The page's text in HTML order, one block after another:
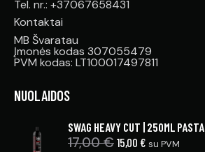
Tel. nr.: +37067658431
Kontaktai
MB Švaratau
Įmonės kodas 307055479
PVM kodas: LT100017497811
NUOLAIDOS
SWAG HEAVY CUT | 250ML PASTA
17,00€ 15,00 € su PVM